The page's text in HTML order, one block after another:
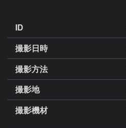
ID
撮影日時
撮影方法
撮影地
撮影機材